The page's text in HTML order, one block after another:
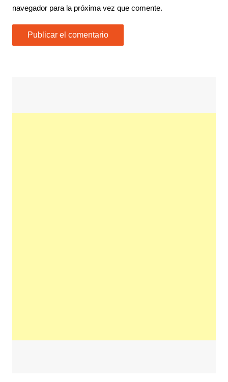
navegador para la próxima vez que comente.